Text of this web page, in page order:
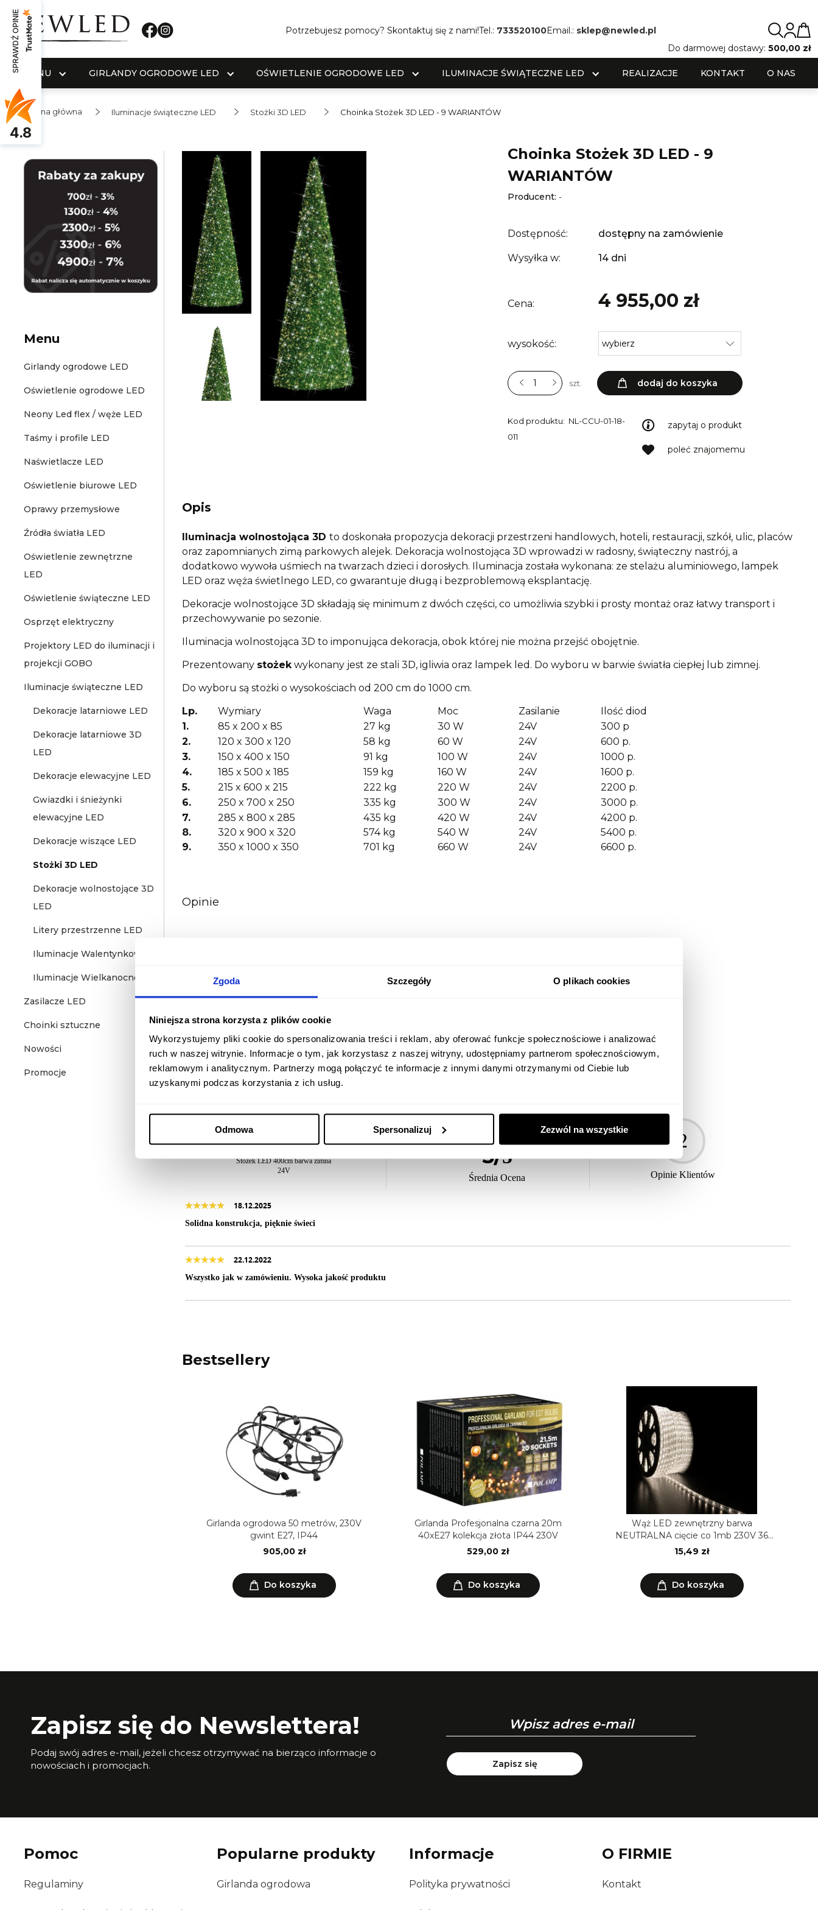
Zgoda Szczegóły O plikach cookies
Niniejsza strona korzysta z plików cookie
Wykorzystujemy pliki cookie do spersonalizowania treści i reklam, aby oferować funkcje społecznościowe i analizować
ruch w naszej witrynie. Informacje o tym, jak korzystasz z naszej witryny, udostępniamy partnerom społecznościowym,
reklamowym i analitycznym. Partnerzy mogą połączyć te informacje z innymi danymi otrzymanymi od Ciebie lub
uzyskanymi podczas korzystania z ich usług.
Odmowa Spersonalizuj Zezwól na wszystkie
Potrzebujesz pomocy? Skontaktuj się z nami!Tel.: 733520100Email.: sklep@newled.pl
Do darmowej dostawy: 500,00 zł
MENU GIRLANDY OGRODOWE LED OŚWIETLENIE OGRODOWE LED ILUMINACJE ŚWIĄTECZNE LED REALIZACJE KONTAKT O NAS
Strona główna Iluminacje świąteczne LED Stożki 3D LED Choinka Stożek 3D LED - 9 WARIANTÓW
Menu
Girlandy ogrodowe LED
Oświetlenie ogrodowe LED
Neony Led flex / węże LED
Taśmy i profile LED
Naświetlacze LED
Oświetlenie biurowe LED
Oprawy przemysłowe
Źródła światła LED
Oświetlenie zewnętrzne
LED
Oświetlenie świąteczne LED
Osprzęt elektryczny
Projektory LED do iluminacji i
projekcji GOBO
Iluminacje świąteczne LED
Dekoracje latarniowe LED
Dekoracje latarniowe 3D
LED
Dekoracje elewacyjne LED
Gwiazdki i śnieżynki
elewacyjne LED
Dekoracje wiszące LED
Stożki 3D LED
Dekoracje wolnostojące 3D
LED
Litery przestrzenne LED
Iluminacje Walentynkowe
Iluminacje Wielkanocne
Zasilacze LED
Choinki sztuczne
Nowości
Promocje
Choinka Stożek 3D LED - 9
WARIANTÓW
Producent: -
Dostępność: dostępny na zamówienie
Wysyłka w: 14 dni
Cena: 4 955,00 zł
wysokość:
szt. dodaj do koszyka
Kod produktu: NL-CCU-01-18-
011
zapytaj o produkt
poleć znajomemu
Opis
Iluminacja wolnostojąca 3D to doskonała propozycja dekoracji przestrzeni handlowych, hoteli, restauracji, szkół, ulic, placów
oraz zapomnianych zimą parkowych alejek. Dekoracja wolnostojąca 3D wprowadzi w radosny, świąteczny nastrój, a
dodatkowo wywoła uśmiech na twarzach dzieci i dorosłych. Iluminacja została wykonana: ze stelażu aluminiowego, lampek
LED oraz węża świetlnego LED, co gwarantuje długą i bezproblemową eksplantację.
Dekoracje wolnostojące 3D składają się minimum z dwóch części, co umożliwia szybki i prosty montaż oraz łatwy transport i
przechowywanie po sezonie.
Iluminacja wolnostojąca 3D to imponująca dekoracja, obok której nie można przejść obojętnie.
Prezentowany stożekwykonany jest ze stali 3D, igliwia oraz lampek led. Do wyboru w barwie światła ciepłej lub zimnej.
Do wyboru są stożki o wysokościach od 200 cm do 1000 cm.
Lp.
Wymiary Waga Moc Zasilanie
Ilość diod
1.
85 x 200 x 85 27 kg 30 W 24V
300 p
2.
120 x 300 x 120 58 kg 60 W 24V
600 p.
3.
150 x 400 x 150 91 kg 100 W 24V
1000 p.
4.
185 x 500 x 185 159 kg 160 W 24V
1600 p.
5.
215 x 600 x 215 222 kg 220 W 24V
2200 p.
6.
250 x 700 x 250 335 kg 300 W 24V
3000 p.
7.
285 x 800 x 285 435 kg 420 W 24V
4200 p.
8.
320 x 900 x 320 574 kg 540 W 24V
5400 p.
9.
350 x 1000 x 350 701 kg 660 W 24V 6600 p.
Opinie
Produkt nie posiada recenzji
EXCELLENT
Stożek LED 400cm barwa zimna
24V
5/5
Średnia Ocena
2
Opinie Klientów
18.12.2025
Solidna konstrukcja, pięknie świeci
22.12.2022
Wszystko jak w zamówieniu. Wysoka jakość produktu
Bestsellery
Girlanda ogrodowa 50 metrów, 230V
gwint E27, IP44
905,00 zł
Do koszyka
Girlanda Profesjonalna czarna 20m
40xE27 kolekcja złota IP44 230V
529,00 zł
Do koszyka
Wąż LED zewnętrzny barwa
NEUTRALNA cięcie co 1mb 230V 36
diod/m horyzontalny
15,49 zł
Do koszyka
Zapisz się do Newslettera!
Podaj swój adres e-mail, jeżeli chcesz otrzymywać na bierząco informacje o
nowościach i promocjach.
Zapisz się
Pomoc
Regulaminy
Popularne produkty
Girlanda ogrodowa
Informacje
Polityka prywatności
O FIRMIE
Kontakt
SPRAWDŹ OPINIE
4.8